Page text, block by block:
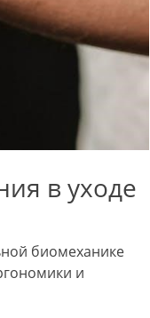
в уходе
биомеханике
и